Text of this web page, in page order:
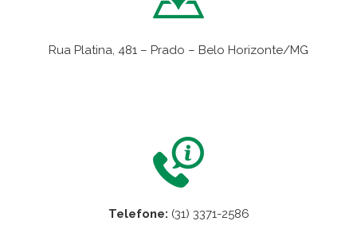
Rua Platina, 481 – Prado – Belo Horizonte/MG
Telefone: (31) 3371-2586